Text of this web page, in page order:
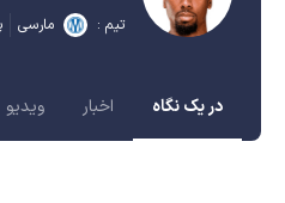
تیم : مارسی
در یک نگاه اخبار ویدیو